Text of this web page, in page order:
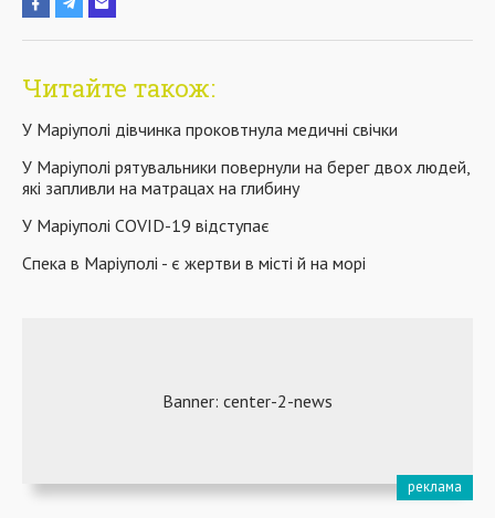
Читайте також:
У Маріуполі дівчинка проковтнула медичні свічки
У Маріуполі рятувальники повернули на берег двох людей,
які запливли на матрацах на глибину
У Маріуполі COVID-19 відступає
Спека в Маріуполі - є жертви в місті й на морі